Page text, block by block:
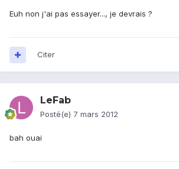
Euh non j'ai pas essayer..., je devrais ?
Citer
LeFab
Posté(e) 7 mars 2012
bah ouai